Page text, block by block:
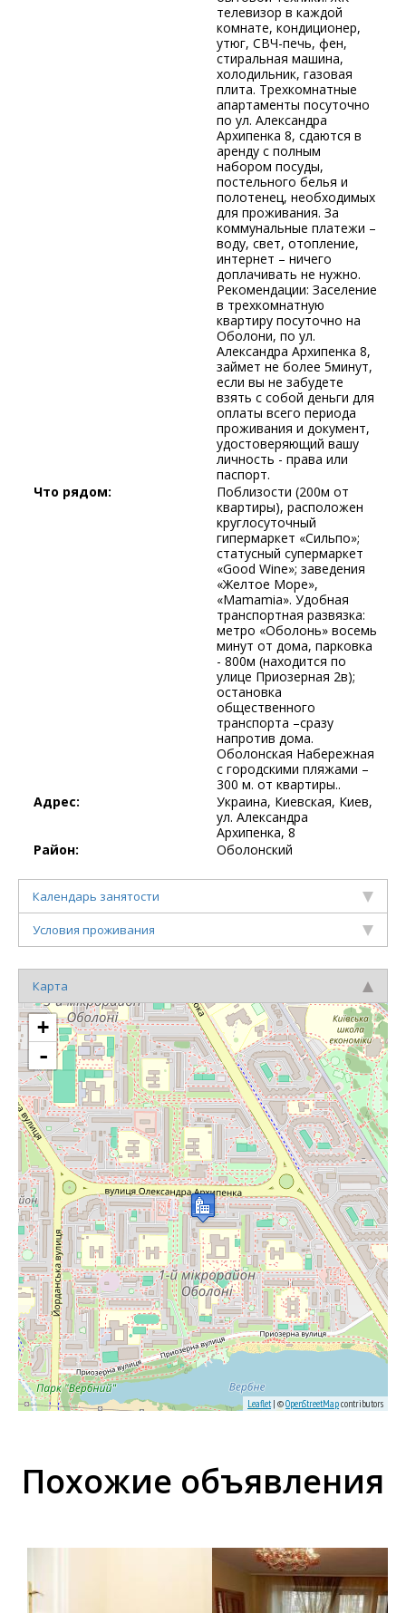
телевизор в каждой
комнате, кондиционер,
утюг, СВЧ-печь, фен,
стиральная машина,
холодильник, газовая
плита. Трехкомнатные
апартаменты посуточно
по ул. Александра
Архипенка 8, сдаются в
аренду с полным
набором посуды,
постельного белья и
полотенец, необходимых
для проживания. За
коммунальные платежи –
воду, свет, отопление,
интернет – ничего
доплачивать не нужно.
Рекомендации: Заселение
в трехкомнатную
квартиру посуточно на
Оболони, по ул.
Александра Архипенка 8,
займет не более 5минут,
если вы не забудете
взять с собой деньги для
оплаты всего периода
проживания и документ,
удостоверяющий вашу
личность - права или
паспорт.
Что рядом:
Поблизости (200м от
квартиры), расположен
круглосуточный
гипермаркет «Сильпо»;
статусный супермаркет
«Good Wine»; заведения
«Желтое Море»,
«Mamamia». Удобная
транспортная развязка:
метро «Оболонь» восемь
минут от дома, парковка
- 800м (находится по
улице Приозерная 2в);
остановка
общественного
транспорта –сразу
напротив дома.
Оболонская Набережная
с городскими пляжами –
300 м. от квартиры..
Адрес:
Украина, Киевская, Киев,
ул. Александра
Архипенка, 8
Район:
Оболонский
Календарь занятости
Условия проживания
Карта
+
-
Leaflet| ©OpenStreetMapcontributors
Похожие объявления